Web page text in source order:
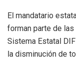
El mandatario
forman parte de
Sistema Estatal
la disminución de